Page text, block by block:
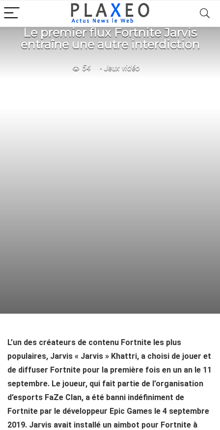
Le premier flux Fortnite Jarvis
entraîne une autre interdiction
54 Jeux vidéo
L’un des créateurs de contenu Fortnite les plus
populaires, Jarvis « Jarvis » Khattri, a choisi de jouer et
de diffuser Fortnite pour la première fois en un an le 11
septembre. Le joueur, qui fait partie de l’organisation
d’esports FaZe Clan, a été banni indéfiniment de
Fortnite par le développeur Epic Games le 4 septembre
2019. Jarvis avait installé un aimbot pour Fortnite à